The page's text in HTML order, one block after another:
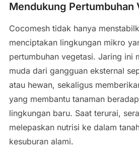
Mendukung Pertumbuhan
Cocomesh tidak hanya
menciptakan lingkungan mikro
pertumbuhan vegetasi. Jaring ini
muda dari gangguan eksternal
atau hewan, sekaligus
yang membantu tanaman
lingkungan baru. Saat terurai,
melepaskan nutrisi ke dalam
kesuburan alami.